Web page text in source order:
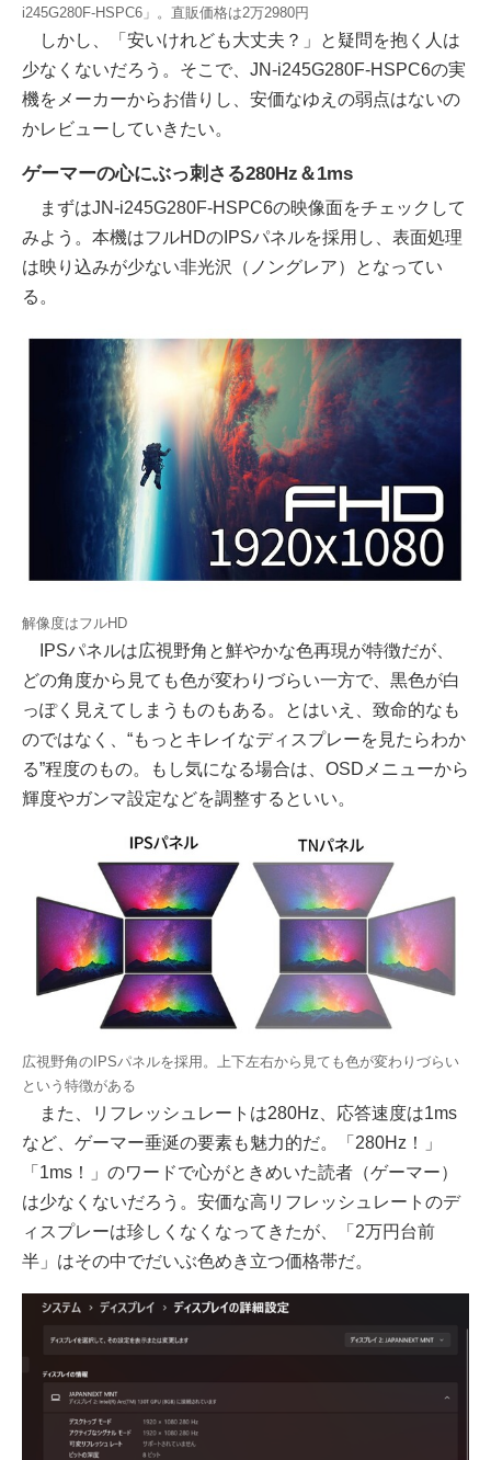
i245G280F-HSPC6」。直販価格は2万2980円
しかし、「安いけれども大丈夫？」と疑問を抱く人は
少なくないだろう。そこで、JN-i245G280F-HSPC6の実
機をメーカーからお借りし、安価なゆえの弱点はないの
かレビューしていきたい。
ゲーマーの心にぶっ刺さる280Hz＆1ms
まずはJN-i245G280F-HSPC6の映像面をチェックして
みよう。本機はフルHDのIPSパネルを採用し、表面処理
は映り込みが少ない非光沢（ノングレア）となってい
る。
解像度はフルHD
IPSパネルは広視野角と鮮やかな色再現が特徴だが、
どの角度から見ても色が変わりづらい一方で、黒色が白
っぽく見えてしまうものもある。とはいえ、致命的なも
のではなく、“もっとキレイなディスプレーを見たらわか
る”程度のもの。もし気になる場合は、OSDメニューから
輝度やガンマ設定などを調整するといい。
広視野角のIPSパネルを採用。上下左右から見ても色が変わりづらい
という特徴がある
また、リフレッシュレートは280Hz、応答速度は1ms
など、ゲーマー垂涎の要素も魅力的だ。「280Hz！」
「1ms！」のワードで心がときめいた読者（ゲーマー）
は少なくないだろう。安価な高リフレッシュレートのデ
ィスプレーは珍しくなくなってきたが、「2万円台前
半」はその中でだいぶ色めき立つ価格帯だ。